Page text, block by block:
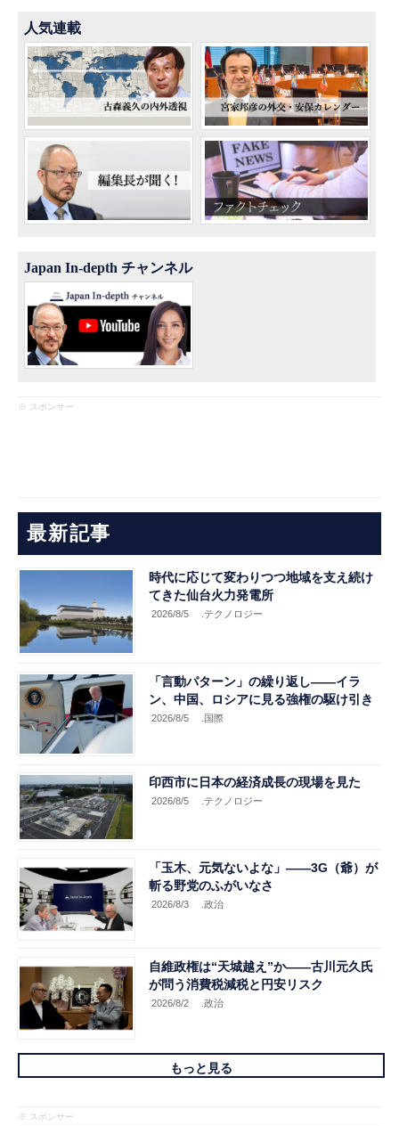
人気連載
Japan In-depth チャンネル
※ スポンサー
最新記事
時代に応じて変わりつつ地域を支え続け
てきた仙台火力発電所
2026/8/5 .テクノロジー
「言動パターン」の繰り返し――イラ
ン、中国、ロシアに見る強権の駆け引き
2026/8/5 .国際
印西市に日本の経済成長の現場を見た
2026/8/5 .テクノロジー
「玉木、元気ないよな」――3G（爺）が
斬る野党のふがいなさ
2026/8/3 .政治
自維政権は“天城越え”か――古川元久氏
が問う消費税減税と円安リスク
2026/8/2 .政治
もっと見る
※ スポンサー